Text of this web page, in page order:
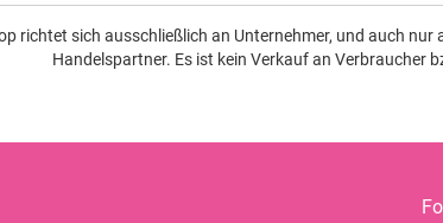
richtet sich ausschließlich an Unternehmer, und auch
Handelspartner. Es ist kein Verkauf an Verbraucher